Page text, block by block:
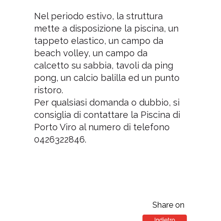
Nel periodo estivo, la struttura
mette a disposizione la piscina, un
tappeto elastico, un campo da
beach volley, un campo da
calcetto su sabbia, tavoli da ping
pong, un calcio balilla ed un punto
ristoro.
Per qualsiasi domanda o dubbio, si
consiglia di contattare la Piscina di
Porto Viro al numero di telefono
0426322846.
Share on